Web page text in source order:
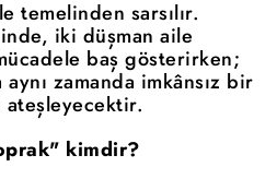
temelinden sarsılır.
iki düşman aile
baş gösterirken;
zamanda imkânsız bir
ateşleyecektir.
kimdir?